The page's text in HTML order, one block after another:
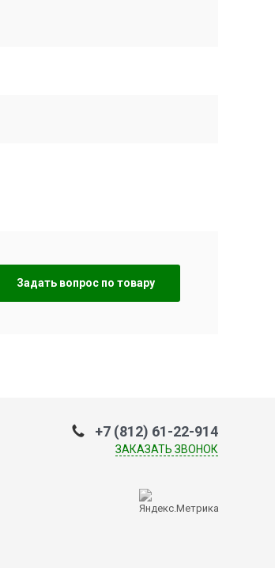
Задать вопрос по товару
+7 (812) 61-22-914
ЗАКАЗАТЬ ЗВОНОК